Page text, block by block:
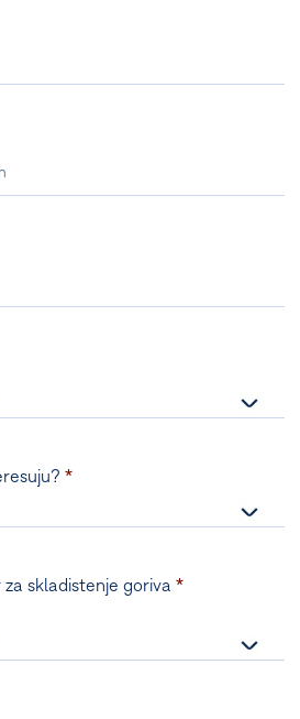
*
skladistenje goriva *